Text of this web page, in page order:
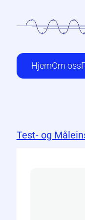
HjemOm oss
Test- og